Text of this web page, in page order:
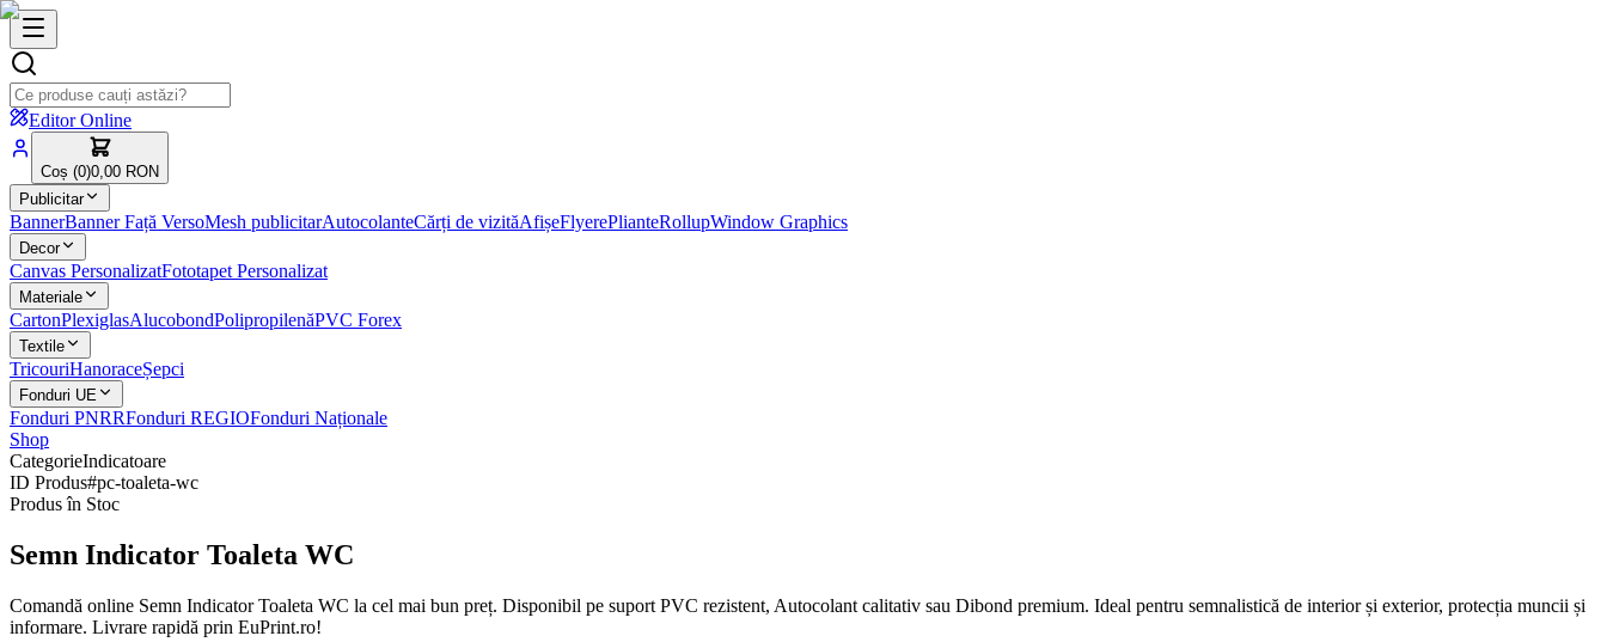
Editor Online
Coș (0)0,00 RON
Publicitar
BannerBanner Față VersoMesh publicitarAutocolanteCărți de vizităAfișeFlyerePlianteRollupWindow Graphics
Decor
Canvas PersonalizatFototapet Personalizat
Materiale
CartonPlexiglasAlucobondPolipropilenăPVC Forex
Textile
TricouriHanoraceȘepci
Fonduri UE
Fonduri PNRRFonduri REGIOFonduri Naționale
Shop
CategorieIndicatoare
ID Produs#pc-toaleta-wc
Produs în Stoc
Semn Indicator Toaleta WC
Comandă online Semn Indicator Toaleta WC la cel mai bun preț. Disponibil pe suport PVC rezistent, Autocolant calitativ sau Dibond premium. Ideal pentru semnalistică de interior și exterior, protecția muncii și
informare. Livrare rapidă prin EuPrint.ro!